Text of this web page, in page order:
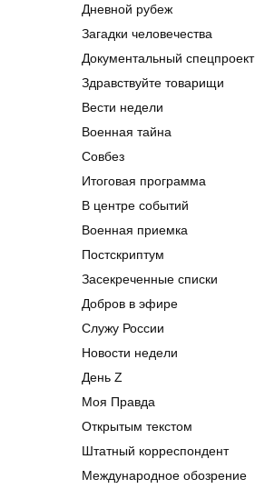
Дневной рубеж
Загадки человечества
Документальный спецпроект
Здравствуйте товарищи
Вести недели
Военная тайна
Совбез
Итоговая программа
В центре событий
Военная приемка
Постскриптум
Засекреченные списки
Добров в эфире
Служу России
Новости недели
День Z
Моя Правда
Открытым текстом
Штатный корреспондент
Международное обозрение